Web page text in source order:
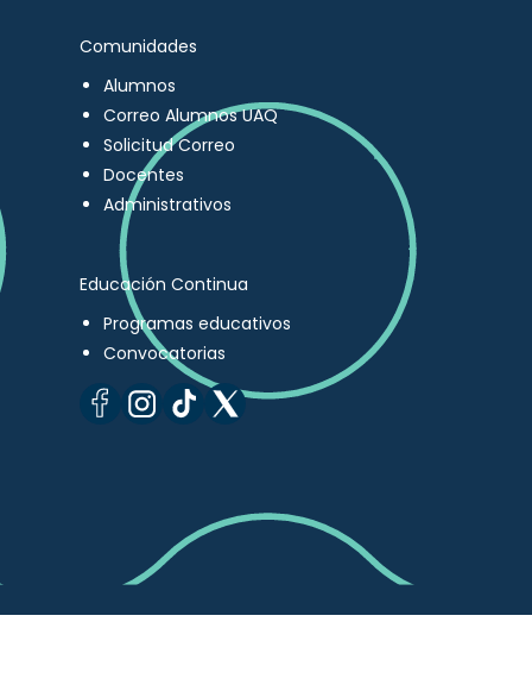
Comunidades
Alumnos
Correo Alumnos UAQ
Solicitud Correo
Docentes
Administrativos
Educación Continua
Programas educativos
Convocatorias